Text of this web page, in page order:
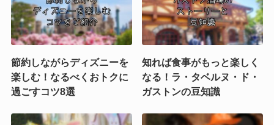
節約しながらディズニーを
楽しむ！なるべくおトクに
過ごすコツ8選
知れば食事がもっと楽しく
なる！ラ・タベルヌ・ド・
ガストンの豆知識